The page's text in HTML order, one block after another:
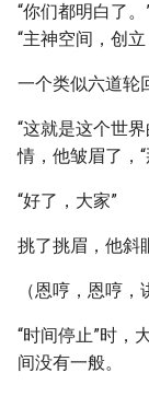
“你们都明白了
“主神空间，创立
一个类似六道轮
“这就是这个世界
情，他皱眉了，
“好了，大家”
挑了挑眉，他斜
（恩哼，恩哼，
“时间停止”时，
间没有一般。